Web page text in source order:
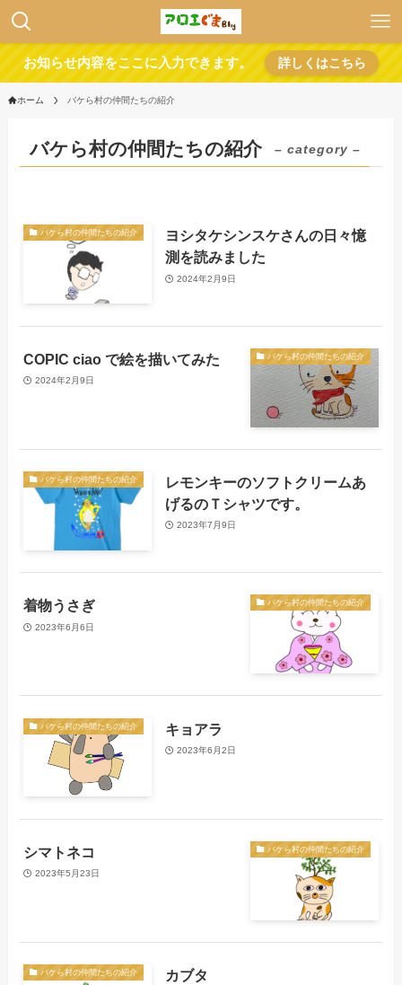
お知らせ内容をここに入力できます。 詳しくはこちら
ホーム バケら村の仲間たちの紹介
バケら村の仲間たちの紹介 – category –
バケら村の仲間たちの紹介
ヨシタケシンスケさんの日々憶
測を読みました
2024年2月9日
バケら村の仲間たちの紹介
COPIC ciao で絵を描いてみた
2024年2月9日
バケら村の仲間たちの紹介
レモンキーのソフトクリームあ
げるのＴシャツです。
2023年7月9日
バケら村の仲間たちの紹介
着物うさぎ
2023年6月6日
バケら村の仲間たちの紹介 キョアラ
2023年6月2日
バケら村の仲間たちの紹介
シマトネコ
2023年5月23日
バケら村の仲間たちの紹介 カブタ